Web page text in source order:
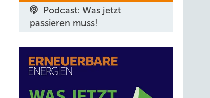
Podcast: Was jetzt
passieren muss!